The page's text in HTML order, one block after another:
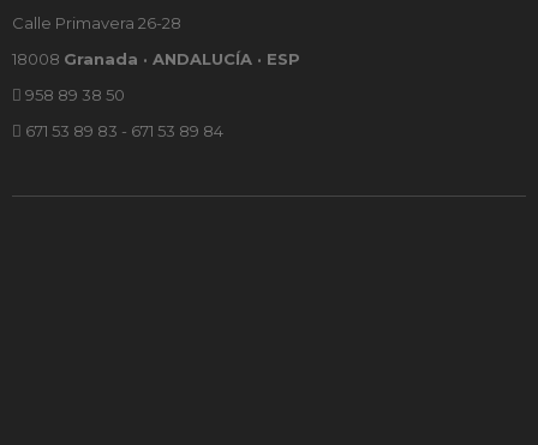
Calle Primavera 26-28
18008 Granada · ANDALUCÍA · ESP
958 89 38 50
671 53 89 83 - 671 53 89 84